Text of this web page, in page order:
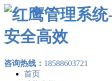
咨询热线： 18588603721
首页